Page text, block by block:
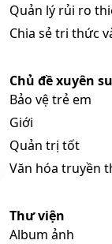
Quản lý rủi ro
Chia sẻ tri thức
Chủ đề xuyên
Bảo vệ trẻ em
Giới
Quản trị tốt
Văn hóa truyền
Thư viện
Album ảnh